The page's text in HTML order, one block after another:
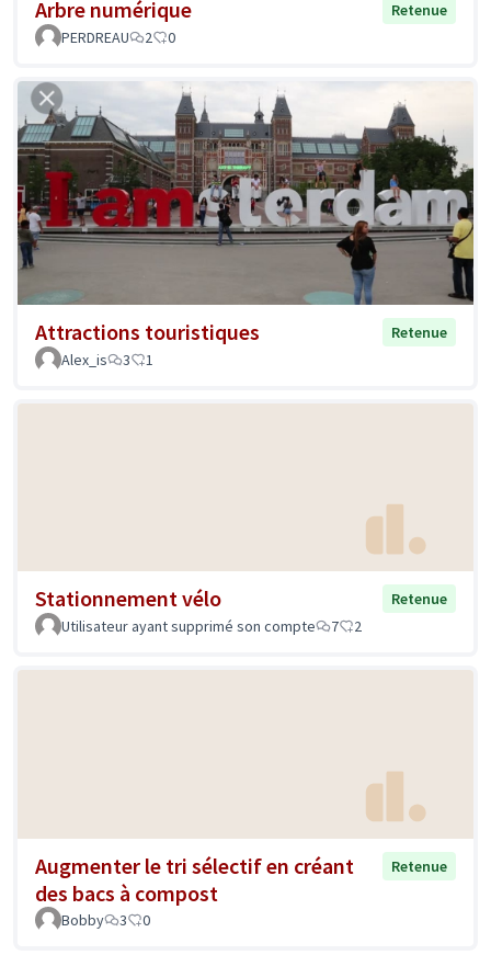
Arbre numérique
Retenue
PERDREAU
2 0
Attractions touristiques
Retenue
Alex_is
3 1
Stationnement vélo
Retenue
Utilisateur ayant supprimé son compte
7 2
Augmenter le tri sélectif en créant
des bacs à compost
Retenue
Bobby 3 0